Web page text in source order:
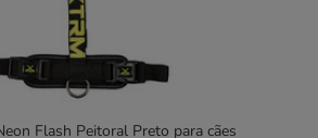
Flash Peitoral Preto para cães